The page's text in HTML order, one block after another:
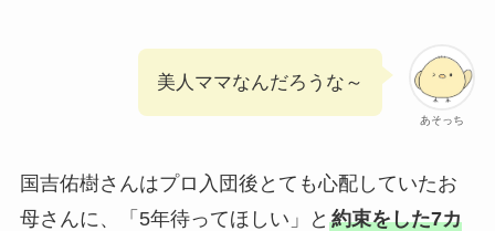
あそっち
美人ママなんだろうな～
国吉佑樹さんはプロ入団後とても心配していたお
母さんに、「5年待ってほしい」と 約束をした7カ